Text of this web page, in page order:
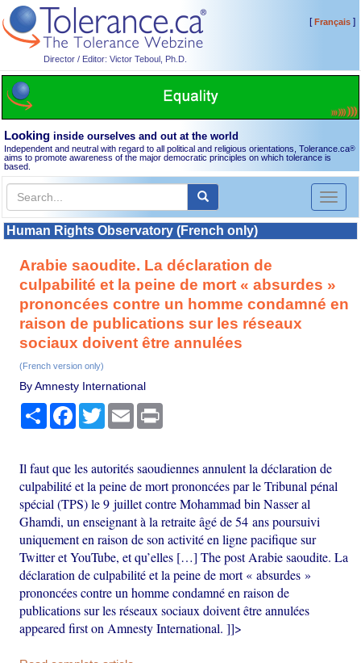
Director / Editor: Victor Teboul, Ph.D.
[Français]
Looking inside ourselves and out at the world
Independent and neutral with regard to all political and religious orientations, Tolerance.ca®
aims to promote awareness of the major democratic principles on which tolerance is
based.
Toggle
Human Rights Observatory (French only)
Arabie saoudite. La déclaration de
culpabilité et la peine de mort « absurdes »
prononcées contre un homme condamné en
raison de publications sur les réseaux
sociaux doivent être annulées
(French version only)
By Amnesty International
Share Facebook
TwitterEmail
Il faut que les autorités saoudiennes annulent la déclaration de
culpabilité et la peine de mort prononcées par le Tribunal pénal
spécial (TPS) le 9 juillet contre Mohammad bin Nasser al
Ghamdi, un enseignant à la retraite âgé de 54 ans poursuivi
uniquement en raison de son activité en ligne pacifique sur
Twitter et YouTube, et qu’elles […] The post Arabie saoudite. La
déclaration de culpabilité et la peine de mort « absurdes »
prononcées contre un homme condamné en raison de
publications sur les réseaux sociaux doivent être annulées
appeared first on Amnesty International. ]]>